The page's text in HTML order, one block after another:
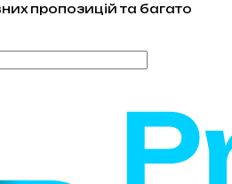
пропозицій та багато